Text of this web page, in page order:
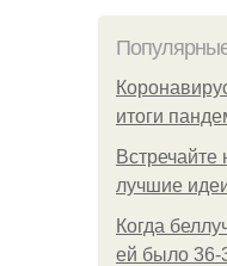
итоги
Встречайте
лучшие
Когда
ей было 36-